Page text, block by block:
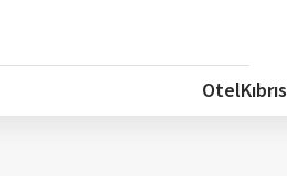
OtelKıbrıs